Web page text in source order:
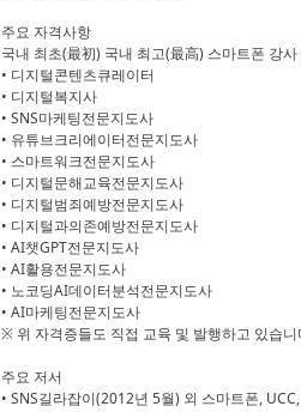
주요 자격사항
국내 최초(最初) 국내 최고(最高) 스마트폰 강
• 디지털콘텐츠큐레이터
• 디지털복지사
• SNS마케팅전문지도사
• 유튜브크리에이터전문지도사
• 스마트워크전문지도사
• 디지털문해교육전문지도사
• 디지털범죄예방전문지도사
• 디지털과의존예방전문지도사
• AI챗GPT전문지도사
• AI활용전문지도사
• 노코딩AI데이터분석전문지도사
• AI마케팅전문지도사
※ 위 자격증들도 직접 교육 및 발행하고 있습니
주요 저서
• SNS길라잡이(2012년 5월) 외 스마트폰,